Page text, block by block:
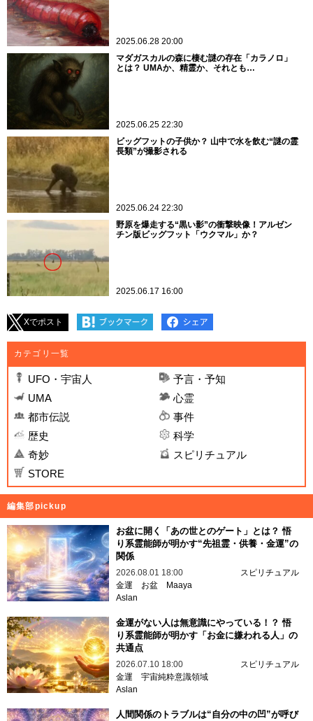
2025.06.28 20:00
マダガスカルの森に棲む謎の存在「カラノロ」
とは？ UMAか、精霊か、それとも…
2025.06.25 22:30
ビッグフットの子供か？ 山中で水を飲む“謎の霊
長類”が撮影される
2025.06.24 22:30
野原を爆走する“黒い影”の衝撃映像！アルゼン
チン版ビッグフット「ウクマル」か？
2025.06.17 16:00
Xでポスト
カテゴリ一覧
UFO・宇宙人
予言・予知
UMA
心霊
都市伝説
事件
歴史
科学
奇妙
スピリチュアル
STORE
編集部pickup
お盆に開く「あの世とのゲート」とは？ 悟
り系霊能師が明かす“先祖霊・供養・金運”の
関係
2026.08.01 18:00
スピリチュアル
金運
お盆
Maaya
Aslan
金運がない人は無意識にやっている！？ 悟
り系霊能師が明かす「お金に嫌われる人」の
共通点
2026.07.10 18:00
スピリチュアル
金運 宇宙純粋意識領域
Aslan
人間関係のトラブルは“自分の中の凹”が呼び